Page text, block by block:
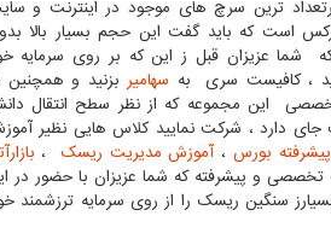
ترین سرچ های موجود در اینترنت و
است که باید گفت این حجم بسیار بالا
شما عزیزان قبل ز این که بر روی سرمایه
، کافیست سری به سهامیر بزنید و همچنین
این مجموعه که از نظر سطح انتقال
جای دارد ، شرکت نمایید کلاس هایی نظیر
بورس،آموزش مدیریت ریسک ،
تخصصی و پیشرفته که شما عزیزان با حضور در
سنگین ریسک را از روی سرمایه ترزشمند